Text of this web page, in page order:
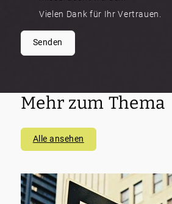
Vielen Dank für Ihr Vertrauen.
Senden
Mehr zum Thema
Alle ansehen